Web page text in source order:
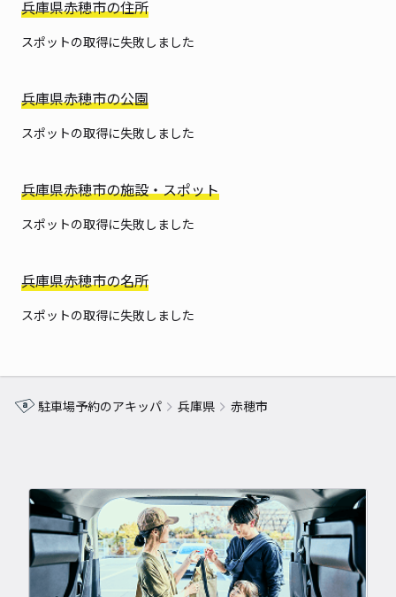
兵庫県赤穂市の住所
スポットの取得に失敗しました
兵庫県赤穂市の公園
スポットの取得に失敗しました
兵庫県赤穂市の施設・スポット
スポットの取得に失敗しました
兵庫県赤穂市の名所
スポットの取得に失敗しました
駐車場予約のアキッパ 兵庫県 赤穂市